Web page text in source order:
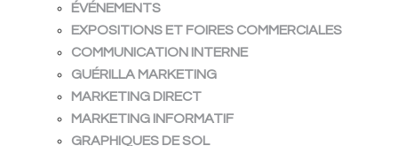
ÉVÉNEMENTS
EXPOSITIONS ET FOIRES COMMERCIALES
COMMUNICATION INTERNE
GUÉRILLA MARKETING
MARKETING DIRECT
MARKETING INFORMATIF
GRAPHIQUES DE SOL